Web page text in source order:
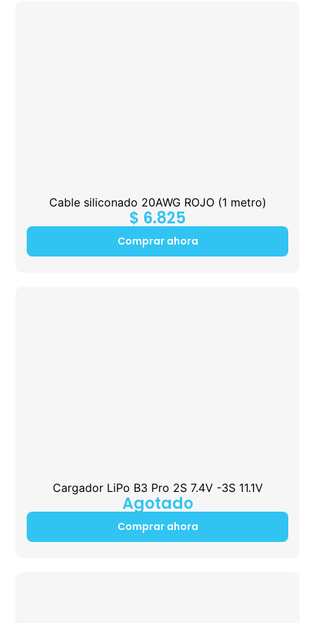
Cable siliconado 20AWG ROJO (1 metro)
$ 6.825
Comprar ahora
Cargador LiPo B3 Pro 2S 7.4V -3S 11.1V
Agotado
Comprar ahora